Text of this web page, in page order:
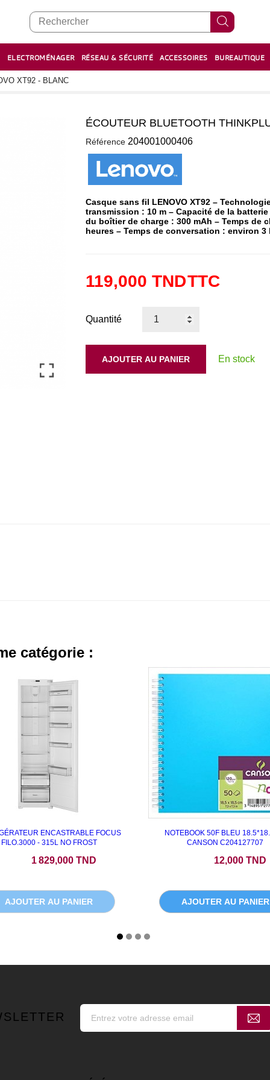
ELECTROMÉNAGER RÉSEAU & SÉCURITÉ ACCESSOIRES BUREAUTIQUE
XT92 - BLANC
ÉCOUTEUR BLUETOOTH
Référence 204001000406
Casque sans fil LENOVO XT92 –
transmission : 10 m – Capacité de la
du boîtier de charge : 300 mAh – Temps de
heures – Temps de conversation : environ
119,000 TNDTTC
Quantité
AJOUTER AU PANIER En stock
catégorie :
ENCASTRABLE FOCUS
FILO.3000 - 315L NO FROST
1 829,000 TND
AJOUTER AU PANIER
NOTEBOOK 50F BLEU
CANSON C204127707
12,000 TND
AJOUTER AU PANIER